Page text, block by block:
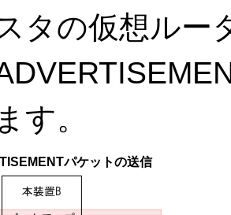
タの仮想ルー
す。
パケットの送信